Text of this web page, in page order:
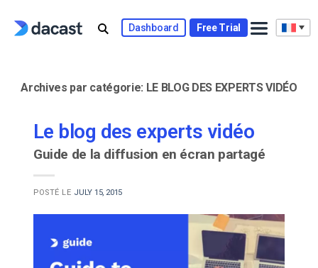
Dashboard Free Trial
Archives par catégorie: LE BLOG DES EXPERTS VIDÉO
Le blog des experts vidéo
Guide de la diffusion en écran partagé
POSTÉ LE JULY 15, 2015